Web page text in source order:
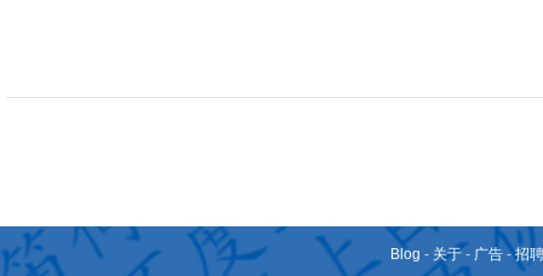
Blog - 关于 - 广告 -招